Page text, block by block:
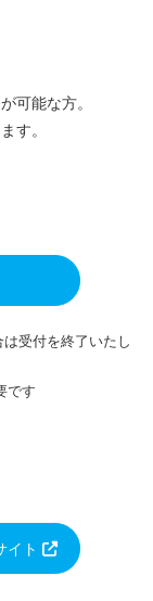
可能な方。
す。
受付を終了いたし
です
イト